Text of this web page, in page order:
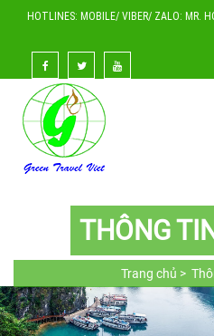
HOTLINES: MOBILE/ VIBER/ ZALO: MR.
THÔNG
Trang chủ >